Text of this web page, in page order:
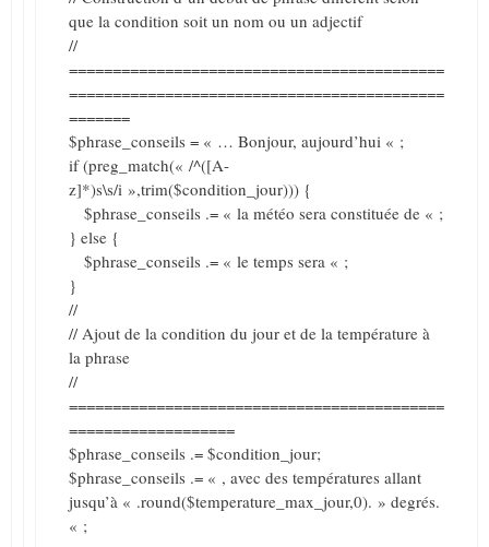
que la condition soit un nom ou un adjectif
//
===========================================
===========================================
=======
$phrase_conseils = « … Bonjour, aujourd’hui « ;
if (preg_match(« /^([A-
z]*)s\s/i »,trim($condition_jour))) {
$phrase_conseils .= « la météo sera constituée de « ;
} else {
$phrase_conseils .= « le temps sera « ;
}
//
// Ajout de la condition du jour et de la température à
la phrase
//
===========================================
===================
$phrase_conseils .= $condition_jour;
$phrase_conseils .= « , avec des températures allant
jusqu’à « .round($temperature_max_jour,0). » degrés.
« ;